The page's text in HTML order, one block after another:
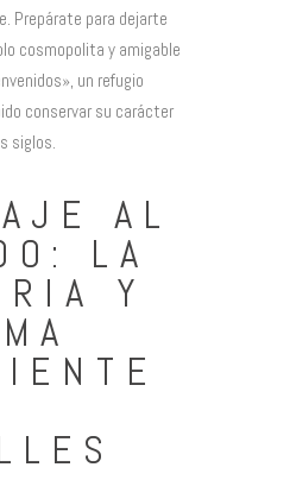
Prepárate para dejarte
cosmopolita y amigable
un refugio
conservar su carácter
siglos.
AL
LA
Y